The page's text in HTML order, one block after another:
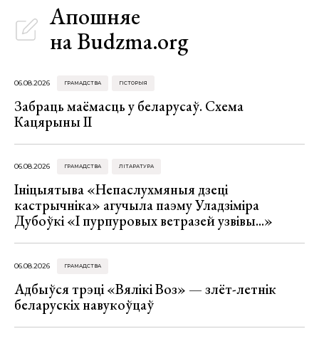
Апошняе
на Budzma.org
06.08.2026 ГРАМАДСТВА ГІСТОРЫЯ
Забраць маёмасць у беларусаў. Схема
Кацярыны ІІ
06.08.2026 ГРАМАДСТВА ЛІТАРАТУРА
Ініцыятыва «Непаслухмяныя дзеці
кастрычніка» агучыла паэму Уладзіміра
Дубоўкі «І пурпуровых ветразей узвівы...»
06.08.2026 ГРАМАДСТВА
Адбыўся трэці «Вялікі Воз» — злёт-летнік
беларускіх навукоўцаў